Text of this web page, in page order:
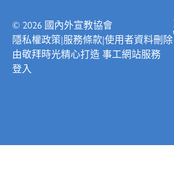
© 2026 國內外宣教協會
隱私權政策|服務條款|使用者資料刪除
由敬拜時光精心打造 事工網站服務
登入